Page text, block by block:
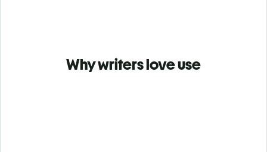
Why writers love use